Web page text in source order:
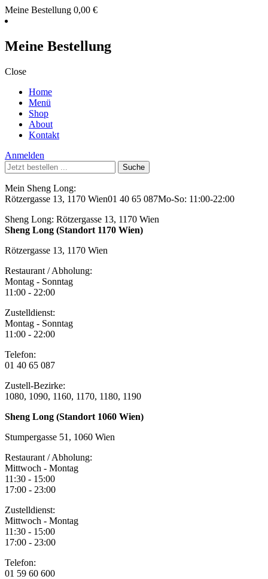
Meine Bestellung 0,00 €
Meine Bestellung
Close
Home
Menü
Shop
About
Kontakt
Anmelden
Suche
nach:
Mein Sheng Long:
Rötzergasse 13, 1170 Wien01 40 65 087Mo-So: 11:00-22:00
Sheng Long: Rötzergasse 13, 1170 Wien
Sheng Long (Standort 1170 Wien)
Rötzergasse 13, 1170 Wien
Restaurant / Abholung:
Montag - Sonntag
11:00 - 22:00
Zustelldienst:
Montag - Sonntag
11:00 - 22:00
Telefon:
01 40 65 087
Zustell-Bezirke:
1080, 1090, 1160, 1170, 1180, 1190
Sheng Long (Standort 1060 Wien)
Stumpergasse 51, 1060 Wien
Restaurant / Abholung:
Mittwoch - Montag
11:30 - 15:00
17:00 - 23:00
Zustelldienst:
Mittwoch - Montag
11:30 - 15:00
17:00 - 23:00
Telefon:
01 59 60 600